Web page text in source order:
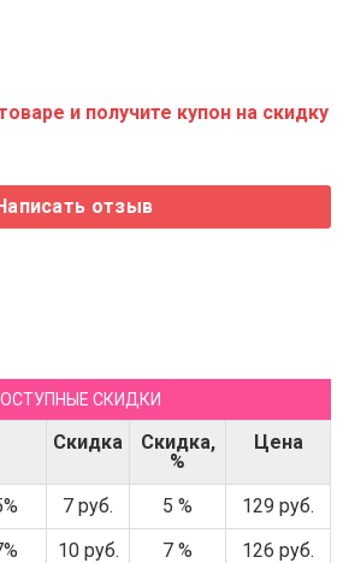
и получите купон на скидку
СКИДКИ
Скидка
Скидка,
%
Цена
7 руб. 5 %
129 руб.
10 руб. 7 %
126 руб.